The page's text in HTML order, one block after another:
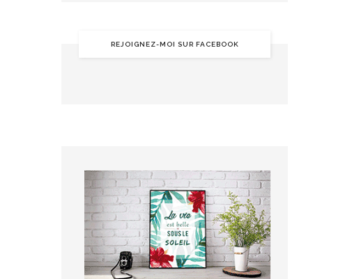
REJOIGNEZ-MOI SUR FACEBOOK